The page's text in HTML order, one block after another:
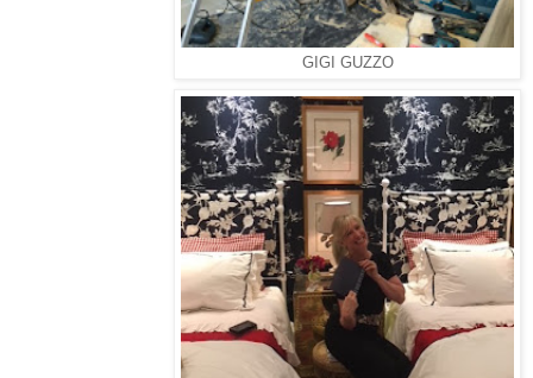
GIGI GUZZO